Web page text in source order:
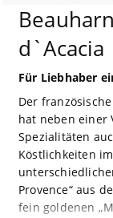
d`Acacia
Für Liebhaber
Der
hat neben einer
Spezialitäten
Köstlichkeiten
Provence“ aus
fein goldenen